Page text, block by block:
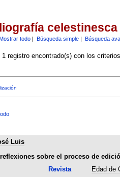
celestinesca
todo| Búsqueda simple| Búsqueda
1 registro encontrado(s) con los
Luis
sobre el proceso de
Revista
Edad de